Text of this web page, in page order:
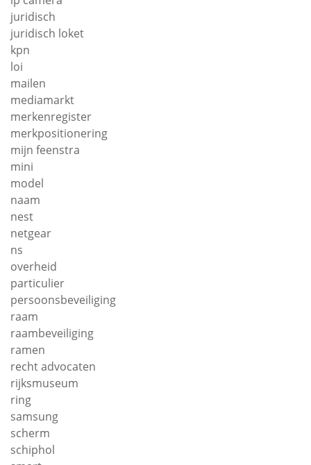
juridisch
juridisch loket
kpn
loi
mailen
mediamarkt
merkenregister
merkpositionering
mijn feenstra
mini
model
naam
nest
netgear
ns
overheid
particulier
persoonsbeveiliging
raam
raambeveiliging
ramen
recht advocaten
rijksmuseum
ring
samsung
scherm
schiphol